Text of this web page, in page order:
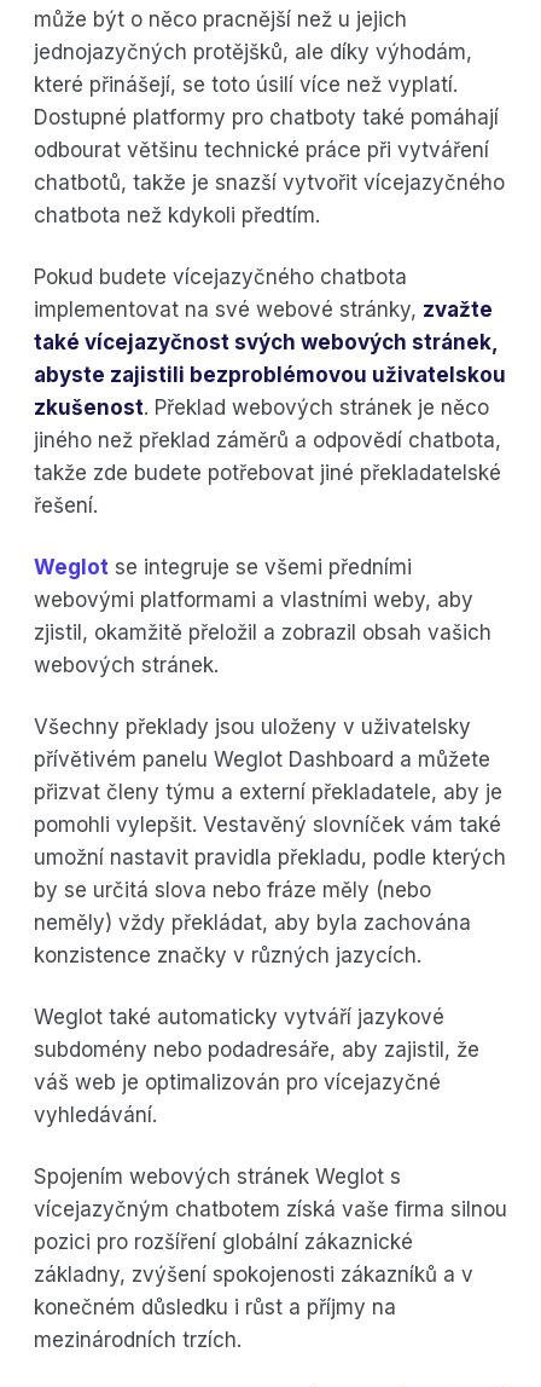
může být o něco pracnější než u jejich
jednojazyčných protějšků, ale díky výhodám,
které přinášejí, se toto úsilí více než vyplatí.
Dostupné platformy pro chatboty také pomáhají
odbourat většinu technické práce při vytváření
chatbotů, takže je snazší vytvořit vícejazyčného
chatbota než kdykoli předtím.
Pokud budete vícejazyčného chatbota
implementovat na své webové stránky, zvažte
také vícejazyčnost svých webových stránek,
abyste zajistili bezproblémovou uživatelskou
zkušenost. Překlad webových stránek je něco
jiného než překlad záměrů a odpovědí chatbota,
takže zde budete potřebovat jiné překladatelské
řešení.
Weglot se integruje se všemi předními
webovými platformami a vlastními weby, aby
zjistil, okamžitě přeložil a zobrazil obsah vašich
webových stránek.
Všechny překlady jsou uloženy v uživatelsky
přívětivém panelu Weglot Dashboard a můžete
přizvat členy týmu a externí překladatele, aby je
pomohli vylepšit. Vestavěný slovníček vám také
umožní nastavit pravidla překladu, podle kterých
by se určitá slova nebo fráze měly (nebo
neměly) vždy překládat, aby byla zachována
konzistence značky v různých jazycích.
Weglot také automaticky vytváří jazykové
subdomény nebo podadresáře, aby zajistil, že
váš web je optimalizován pro vícejazyčné
vyhledávání.
Spojením webových stránek Weglot s
vícejazyčným chatbotem získá vaše firma silnou
pozici pro rozšíření globální zákaznické
základny, zvýšení spokojenosti zákazníků a v
konečném důsledku i růst a příjmy na
mezinárodních trzích.